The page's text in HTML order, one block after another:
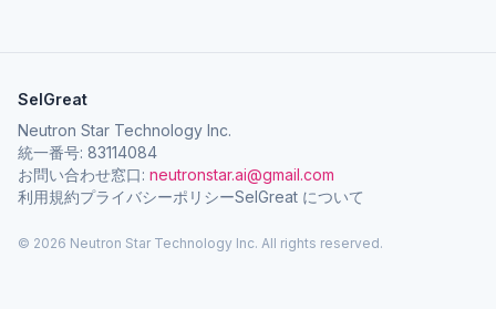
SelGreat
Neutron Star Technology Inc.
統一番号: 83114084
お問い合わせ窓口: neutronstar.ai@gmail.com
利用規約プライバシーポリシーSelGreat について
© 2026 Neutron Star Technology Inc. All rights reserved.